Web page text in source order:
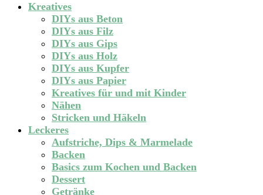
Kreatives
DIYs aus Beton
DIYs aus Filz
DIYs aus Gips
DIYs aus Holz
DIYs aus Kupfer
DIYs aus Papier
Kreatives für und mit Kinder
Nähen
Stricken und Häkeln
Leckeres
Aufstriche, Dips & Marmelade
Backen
Basics zum Kochen und Backen
Dessert
Getränke